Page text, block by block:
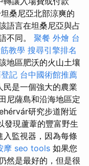
桑尼亞北部涼爽的
語言在坦桑尼亞與占
不同。 聚餐 外燴 台
教學 搜尋引擎排名
地區肥沃的火山土壤
記 台中國術館推薦
是一個強大的農業
尼薩島和沿海地區定
研究步道附近
發現蘆葦的豐富野生
入監視器，因為每條
摩 seo tools 如果您
然是最好的，但是很